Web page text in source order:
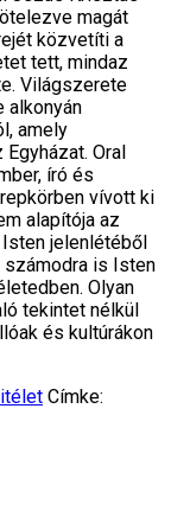
magát
közvetíti a
tett, mindaz
Világszerete
alkonyán
amely
Oral
író és
vívott ki
alapítója az
Isten jelenlétéből
számodra is Isten
Olyan
tekintet nélkül
és kultúrákon
Címke: